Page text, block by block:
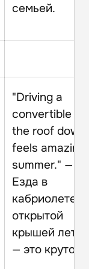
семьей.
"Driving a
convertible
the roof down
feels amazing
summer." —
Езда в
кабриолете с
открытой
крышей
— это круто!